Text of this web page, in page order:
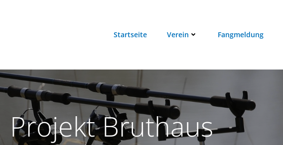
Startseite Verein Fangmeldung
Projekt Bruthaus